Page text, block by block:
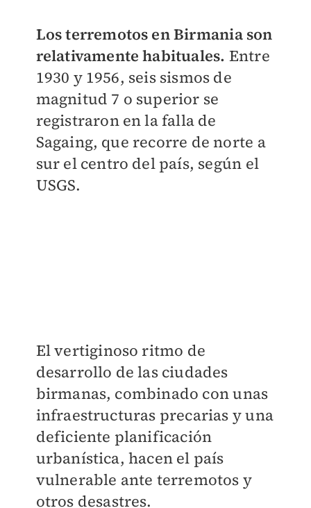
Los terremotos en Birmania son
relativamente habituales. Entre
1930 y 1956, seis sismos de
magnitud 7 o superior se
registraron en la falla de
Sagaing, que recorre de norte a
sur el centro del país, según el
USGS.
El vertiginoso ritmo de
desarrollo de las ciudades
birmanas, combinado con unas
infraestructuras precarias y una
deficiente planificación
urbanística, hacen el país
vulnerable ante terremotos y
otros desastres.